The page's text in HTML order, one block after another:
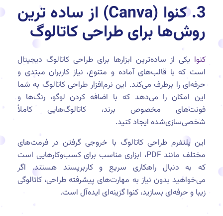
3. کنوا (Canva) از ساده ترین
روش‌ها برای طراحی کاتالوگ
کنوا یکی از ساده‌ترین ابزارها برای طراحی کاتالوگ دیجیتال
است که با قالب‌های آماده و متنوع، نیاز کاربران مبتدی و
حرفه‌ای را برطرف می‌کند. این نرم‌افزار طراحی کاتالوگ به شما
این امکان را می‌دهد که با اضافه کردن لوگو، رنگ‌ها و
فونت‌های مخصوص برند، کاتالوگ‌هایی کاملاً
شخصی‌سازی‌شده ایجاد کنید.
این پلتفرم طراحی کاتالوگ با خروجی گرفتن در فرمت‌های
مختلف مانند PDF، ابزاری مناسب برای کسب‌وکارهایی است
که به دنبال راهکاری سریع و کاربرپسند هستند. اگر
می‌خواهید بدون نیاز به مهارت‌های پیشرفته طراحی، کاتالوگی
زیبا و حرفه‌ای بسازید، کنوا گزینه‌ای ایده‌آل است.